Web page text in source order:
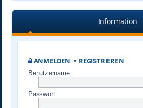
Information
ANMELDEN • REGISTRIEREN
Benutzername:
Passwort: